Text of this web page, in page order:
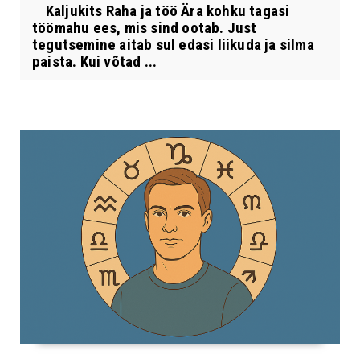
Kaljukits Raha ja töö Ära kohku tagasi
töömahu ees, mis sind ootab. Just
tegutsemine aitab sul edasi liikuda ja silma
paista. Kui võtad ...